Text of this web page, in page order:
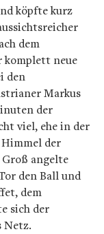
köpfte kurz
dem
komplett neue
den
Markus
der
viel, ehe in der
der
angelte
den Ball und
dem
sich der
Netz.